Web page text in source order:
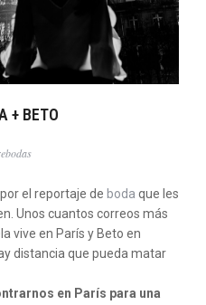
+ BETO
el reportaje de boda que les
Unos cuantos correos más
vive en París y Beto en
distancia que pueda matar
en París para una